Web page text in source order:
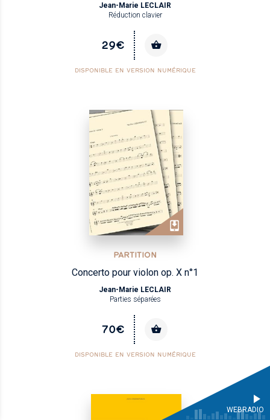
Jean-Marie LECLAIR
Réduction clavier
29€
DISPONIBLE EN VERSION NUMÉRIQUE
PARTITION
Concerto pour violon op. X n°1
Jean-Marie LECLAIR
Parties séparées
70€
DISPONIBLE EN VERSION NUMÉRIQUE
WEBRADIO